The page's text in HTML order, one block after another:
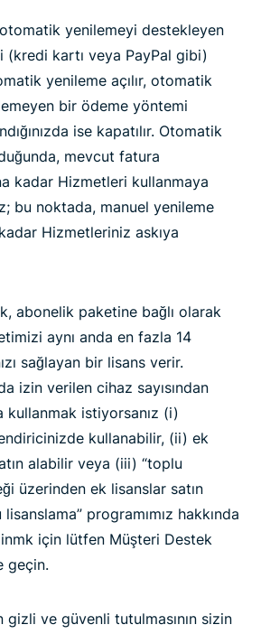
yenilemeyi destekleyen
(kredi kartı veya PayPal gibi)
yenileme açılır, otomatik
bir ödeme yöntemi
ise kapatılır. Otomatik
mevcut fatura
kadar Hizmetleri kullanmaya
bu noktada, manuel yenileme
Hizmetleriniz askıya
abonelik paketine bağlı olarak
aynı anda en fazla 14
sağlayan bir lisans verir.
izin verilen cihaz sayısından
istiyorsanız (i)
kullanabilir, (ii) ek
alabilir veya (iii) “toplu
üzerinden ek lisanslar satın
programımız hakkında
için lütfen Müşteri Destek
geçin.
ve güvenli tutulmasının sizin